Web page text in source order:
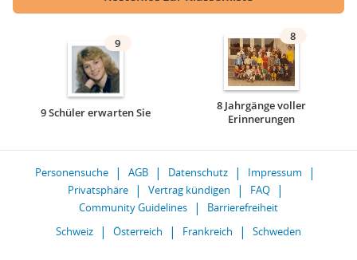
9
9 Schüler erwarten Sie
8
8 Jahrgänge voller
Erinnerungen
Personensuche AGB Datenschutz
Impressum
Privatsphäre
Vertrag kündigen
FAQ
Community Guidelines
Barrierefreiheit
Schweiz
Österreich Frankreich Schweden